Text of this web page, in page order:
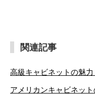
関連記事
高級キャビネットの魅
アメリカンキャビネッ